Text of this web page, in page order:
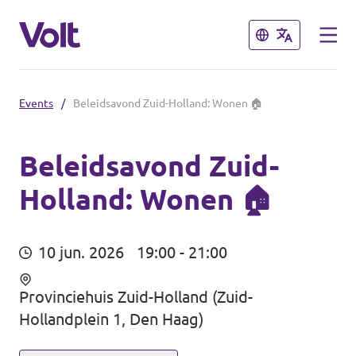
Sluiten
Afdelingen in de gemeenten
Volt Amsterdam
Volt Arnhem
Afdelingen in de provincies
Sluiten
Standpunten
Mensen
Events / Beleidsavond Zuid-Holland: Wonen 🏠
Beleidsavond Zuid-
Holland: Wonen 🏠
10 jun. 2026 19:00 - 21:00
Provinciehuis Zuid-Holland (Zuid-
Hollandplein 1, Den Haag)